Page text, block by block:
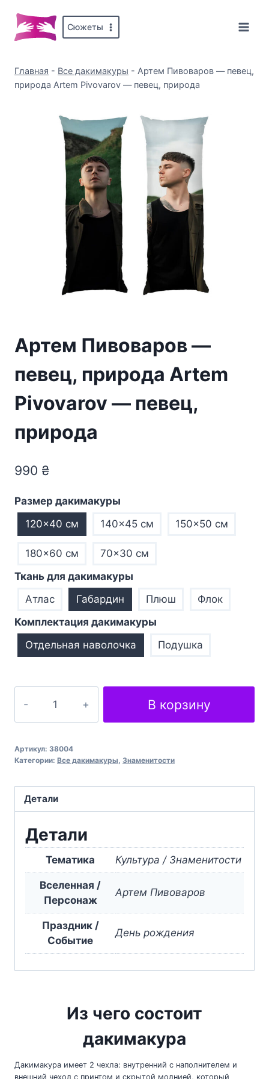
содержимому
Сюжеты
Главная - Все дакимакуры - Артем Пивоваров — певец,
природа Artem Pivovarov — певец, природа
Артем Пивоваров —
певец, природа Artem
Pivovarov — певец,
природа
990 ₴
Размер дакимакуры
120×40 см
140×45 см 150×50 см
180×60 см
70×30 см
Ткань для дакимакуры
Атлас
Габардин Плюш
Флок
Комплектация дакимакуры
Отдельная наволочка
Подушка
Півоваров
Співак
Artem
Pivovarov
Nature
В корзину
Артикул: 38004
Категории: Все дакимакуры, Знаменитости
Детали
Детали
Тематика Культура / Знаменитости
Вселенная /
Персонаж
Артем Пивоваров
Праздник /
Событие
День рождения
Из чего состоит
дакимакура
Дакимакура имеет 2 чехла: внутренний с наполнителем и
внешний чехол с принтом и скрытой молнией, который